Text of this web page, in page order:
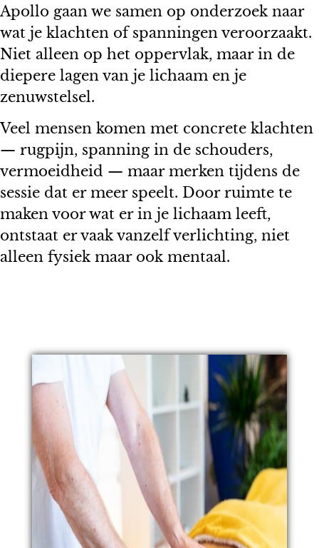
Apollo gaan we samen op onderzoek naar
wat je klachten of spanningen veroorzaakt.
Niet alleen op het oppervlak, maar in de
diepere lagen van je lichaam en je
zenuwstelsel.
Veel mensen komen met concrete klachten
— rugpijn, spanning in de schouders,
vermoeidheid — maar merken tijdens de
sessie dat er meer speelt. Door ruimte te
maken voor wat er in je lichaam leeft,
ontstaat er vaak vanzelf verlichting, niet
alleen fysiek maar ook mentaal.